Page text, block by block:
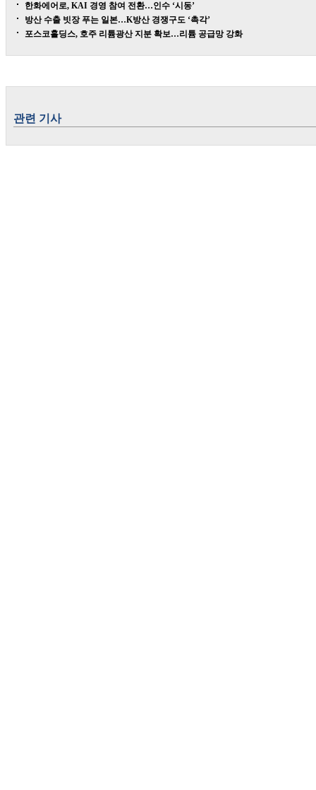
한화에어로, KAI 경영 참여 전환…인수 ‘시동’
방산 수출 빗장 푸는 일본…K방산 경쟁구도 ‘촉각’
포스코홀딩스, 호주 리튬광산 지분 확보…리튬 공급망 강화
관련 기사